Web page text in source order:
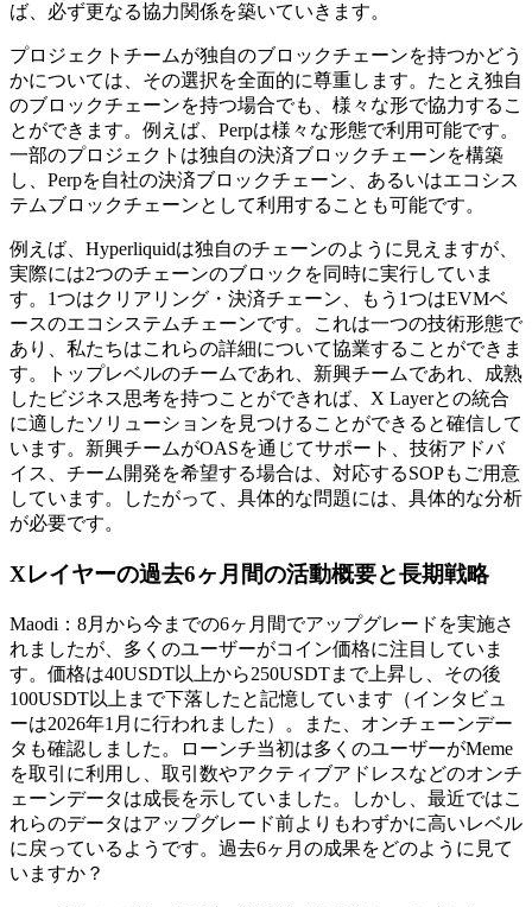
ば、必ず更なる協力関係を築いていきます。
プロジェクトチームが独自のブロックチェーンを持つかどう
かについては、その選択を全面的に尊重します。たとえ独自
のブロックチェーンを持つ場合でも、様々な形で協力するこ
とができます。例えば、Perpは様々な形態で利用可能です。
一部のプロジェクトは独自の決済ブロックチェーンを構築
し、Perpを自社の決済ブロックチェーン、あるいはエコシス
テムブロックチェーンとして利用することも可能です。
例えば、Hyperliquidは独自のチェーンのように見えますが、
実際には2つのチェーンのブロックを同時に実行していま
す。1つはクリアリング・決済チェーン、もう1つはEVMベ
ースのエコシステムチェーンです。これは一つの技術形態で
あり、私たちはこれらの詳細について協業することができま
す。トップレベルのチームであれ、新興チームであれ、成熟
したビジネス思考を持つことができれば、X Layerとの統合
に適したソリューションを見つけることができると確信して
います。新興チームがOASを通じてサポート、技術アドバ
イス、チーム開発を希望する場合は、対応するSOPもご用意
しています。したがって、具体的な問題には、具体的な分析
が必要です。
Xレイヤーの過去6ヶ月間の活動概要と長期戦略
Maodi：8月から今までの6ヶ月間でアップグレードを実施さ
れましたが、多くのユーザーがコイン価格に注目していま
す。価格は40USDT以上から250USDTまで上昇し、その後
100USDT以上まで下落したと記憶しています（インタビュ
ーは2026年1月に行われました）。また、オンチェーンデー
タも確認しました。ローンチ当初は多くのユーザーがMeme
を取引に利用し、取引数やアクティブアドレスなどのオンチ
ェーンデータは成長を示していました。しかし、最近ではこ
れらのデータはアップグレード前よりもわずかに高いレベル
に戻っているようです。過去6ヶ月の成果をどのように見て
いますか？